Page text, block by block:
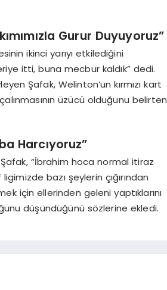
Gurur Duyuyoruz”
ikinci yarıyı etkilediğini
itti, buna mecbur kaldık” dedi.
Şafak, Welinton’un kırmızı kart
üzücü olduğunu belirten
Harcıyoruz”
Şafak, “İbrahim hoca normal itiraz
bazı şeylerin çığırından
için ellerinden geleni yaptıklarını
düşündüğünü sözlerine ekledi.